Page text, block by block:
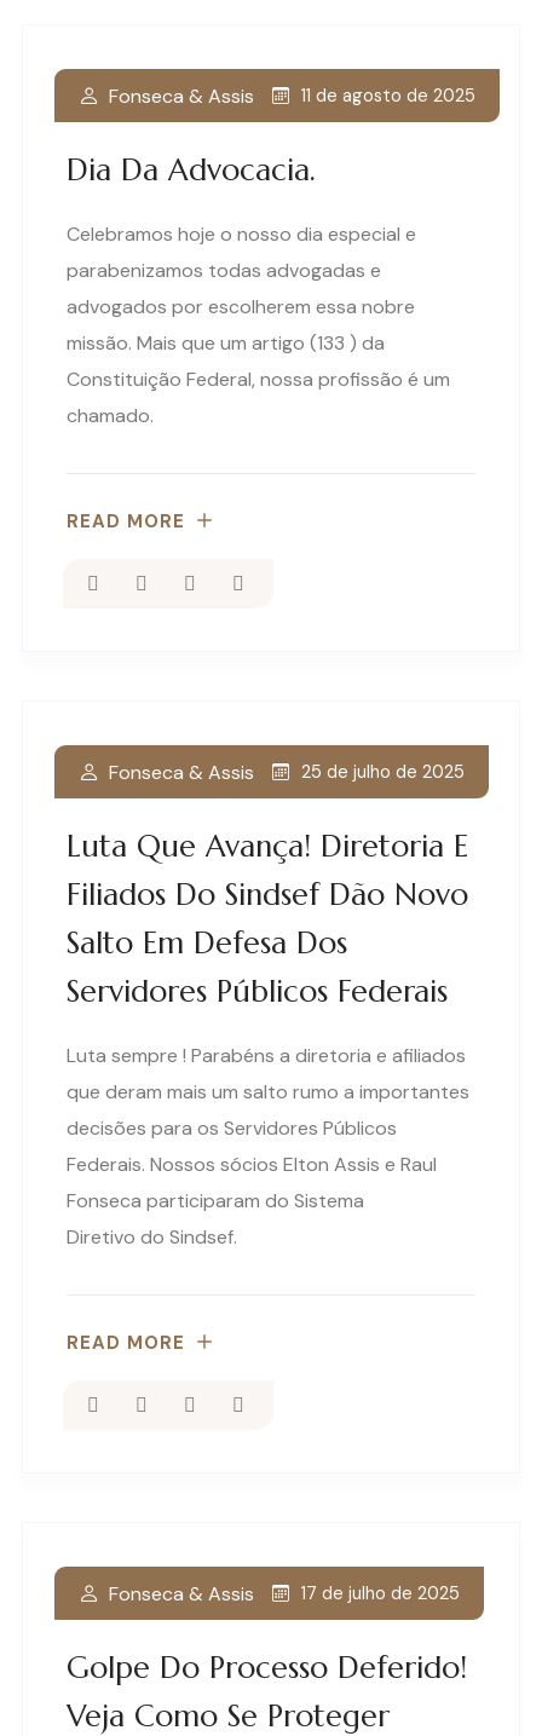
Dia Da Advocacia.
Fonseca & Assis 11 de agosto de 2025
Celebramos hoje o nosso dia especial e
parabenizamos todas advogadas e
advogados por escolherem essa nobre
missão. Mais que um artigo (133 ) da
Constituição Federal, nossa profissão é um
chamado.
READ MORE
Luta Que Avança! Diretoria E
Filiados Do Sindsef Dão Novo
Salto Em Defesa Dos
Servidores Públicos Federais
Fonseca & Assis 25 de julho de 2025
Luta sempre ! Parabéns a diretoria e afiliados
que deram mais um salto rumo a importantes
decisões para os Servidores Públicos
Federais. Nossos sócios Elton Assis e Raul
Fonseca participaram do Sistema
Diretivo do Sindsef.
READ MORE
Golpe Do Processo Deferido!
Veja Como Se Proteger
Fonseca & Assis 17 de julho de 2025